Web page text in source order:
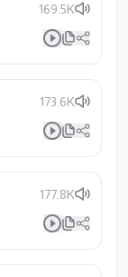
169.5K
173.6K
177.8K